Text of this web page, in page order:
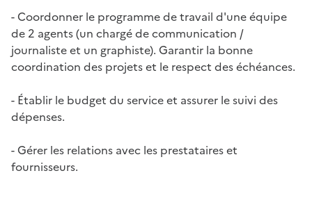
- Coordonner le programme de travail d'une équipe
de 2 agents (un chargé de communication /
journaliste et un graphiste). Garantir la bonne
coordination des projets et le respect des échéances.
- Établir le budget du service et assurer le suivi des
dépenses.
- Gérer les relations avec les prestataires et
fournisseurs.